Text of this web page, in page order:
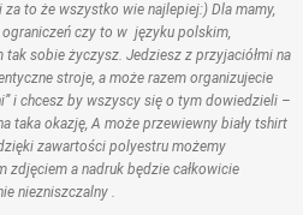
to że wszystko wie najlepiej:) Dla mamy,
czy to w języku polskim,
sobie życzysz. Jedziesz z przyjaciółmi na
stroje, a może razem organizujecie
i chcesz by wszyscy się o tym dowiedzieli –
taka okazję, A może przewiewny biały tshirt
zawartości polyestru możemy
a nadruk będzie całkowicie
niezniszczalny .